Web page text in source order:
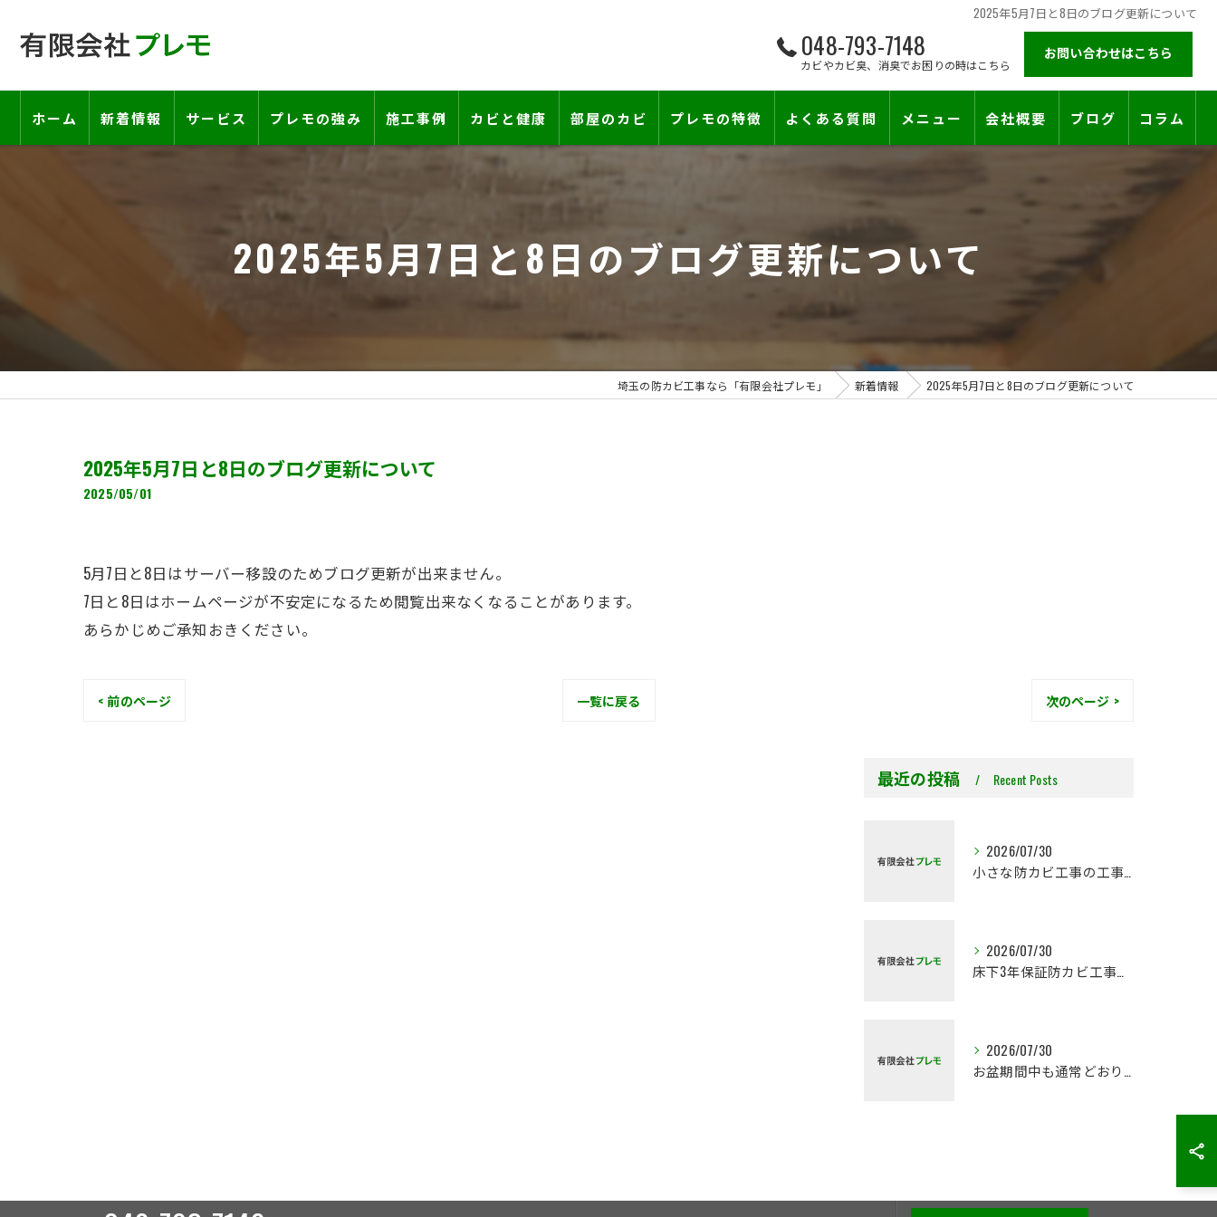
2025年5月7日と8日のブログ更新について
048-793-7148
カビやカビ臭、消臭でお困りの時はこちら
お問い合わせはこちら
ホーム 新着情報 サービス プレモの強み 施工事例 カビと健康 部屋のカビ
壁紙カビ・壁紙下地のカビ
『またか…』の天井結露クレームに終止符を。賃貸オーナー様が最後に頼る専門工事
プレモの特徴
漏水事故のカビ
部屋の除菌消臭
よくある質問 メニュー 会社概要
施工対応エリア
ブログ コラム
2025年5月7日と8日のブログ更新について
埼玉の防カビ工事なら「有限会社プレモ」 新着情報 2025年5月7日と8日のブログ更新について
2025年5月7日と8日のブログ更新について
2025/05/01
5月7日と8日はサーバー移設のためブログ更新が出来ません。
7日と8日はホームページが不安定になるため閲覧出来なくなることがあります。
あらかじめご承知おきください。
< 前のページ 一覧に戻る 次のページ >
最近の投稿 Recent Posts
2026/07/30
小さな防カビ工事の工事地域が広くなります
2026/07/30
床下3年保証防カビ工事はじめました
2026/07/30
お盆期間中も通常どおり対応いたします